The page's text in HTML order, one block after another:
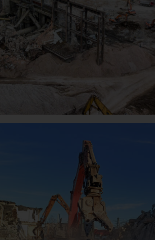
Rozbiórka Budynku
Magazynowego Wraz Z
Baterią Silosow
wyburzenia i rozbiórki